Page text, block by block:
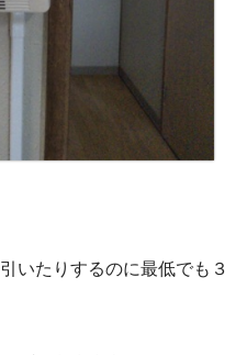
いたりするのに最低でも３